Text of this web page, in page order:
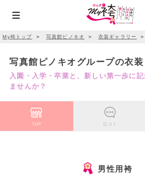
My袴トップ ＞ 写真館ピノキオ ＞ 衣装ギャラリー ＞
写真館ピノキオグループの衣装
入園・入学・卒業と、新しい第一歩に
ませんか？
TOP 口コミ
男性用袴